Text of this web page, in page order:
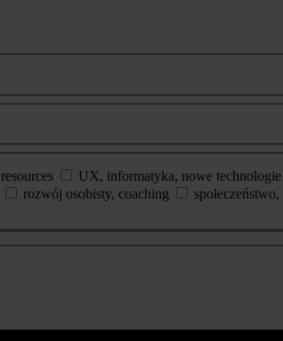
UX, informatyka, nowe technologie
rozwój osobisty, coaching